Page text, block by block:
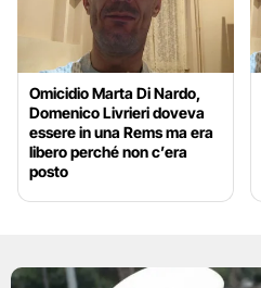
Omicidio Marta Di Nardo,
Domenico Livrieri doveva
essere in una Rems ma era
libero perché non c’era
posto